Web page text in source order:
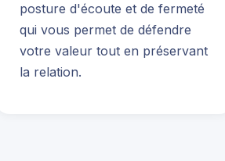
posture d'écoute et de fermeté
qui vous permet de défendre
votre valeur tout en préservant
la relation.